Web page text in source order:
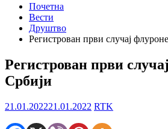
Почетна
Вести
Друштво
Регистрован први случај
Регистрован први
Србији
21.01.202221.01.2022 RTK